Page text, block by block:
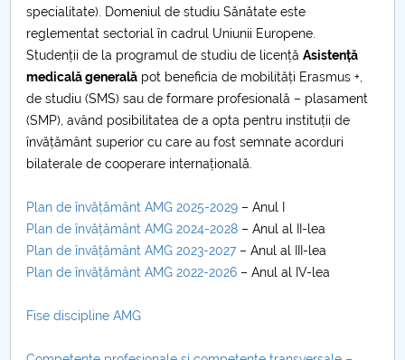
privind implementarea Planului Operațional 2020-
2024
Parteneri CUP
Centrul de Consiliere și Orientare în Carieră
Chestionar angajabilitate ALUMNI – UPB
CAR2026
MENIU CANTINA
specialitate). Domeniul de studiu Sănătate este
reglementat sectorial în cadrul Uniunii Europene.
Studenții de la programul de studiu de licențăAsistență
medicală generală pot beneficia de mobilități Erasmus +,
de studiu (SMS) sau de formare profesională – plasament
(SMP), având posibilitatea de a opta pentru instituții de
învățământ superior cu care au fost semnate acorduri
bilaterale de cooperare internațională.
Plan de învățământ AMG 2025-2029 – Anul I
Plan de învățământ AMG 2024-2028 – Anul al II-lea
Plan de învățământ AMG 2023-2027– Anul al III-lea
Plan de învățământ AMG 2022-2026 – Anul al IV-lea
Fise discipline AMG